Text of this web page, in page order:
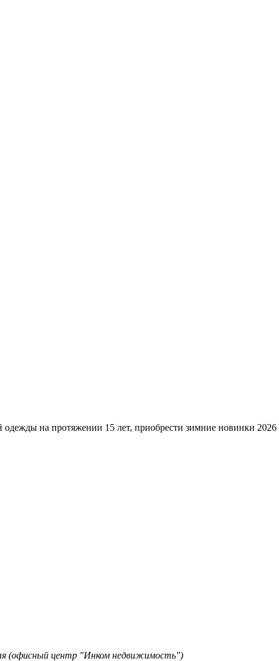
одежды на протяжении 15 лет, приобрести зимние новинки
(офисный центр "Инком недвижимость")